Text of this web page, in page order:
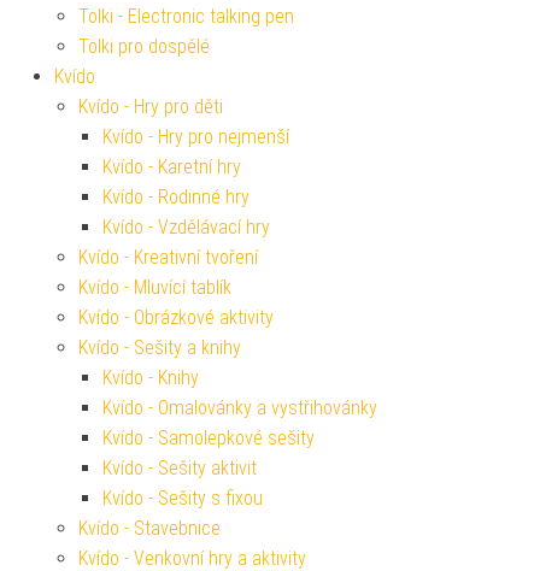
Tolki - Electronic talking pen
Tolki pro dospělé
Kvído
Kvído - Hry pro děti
Kvído - Hry pro nejmenší
Kvído - Karetní hry
Kvído - Rodinné hry
Kvído - Vzdělávací hry
Kvído - Kreativní tvoření
Kvído - Mluvící tablík
Kvído - Obrázkové aktivity
Kvído - Sešity a knihy
Kvído - Knihy
Kvído - Omalovánky a vystřihovánky
Kvído - Samolepkové sešity
Kvído - Sešity aktivit
Kvído - Sešity s fixou
Kvído - Stavebnice
Kvído - Venkovní hry a aktivity